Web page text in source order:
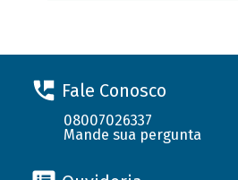
Fale Conosco
08007026337
Mande sua pergunta